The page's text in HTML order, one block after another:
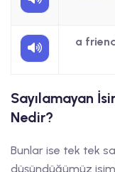
a
Sayılamayan
Nedir?
Bunlar ise tek tek
düşündüğümüz